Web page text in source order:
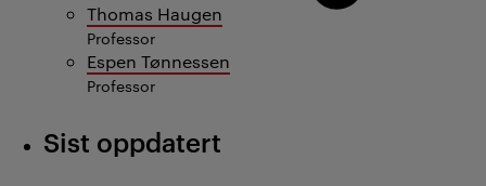
Thomas Haugen
Professor
Espen Tønnessen
Professor
Sist oppdatert